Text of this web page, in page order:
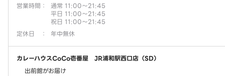
営業時間 ：
通常 11:00～21:45
平日 11:00～21:45
祝日 11:00～21:45
定休日
： 年中無休
カレーハウスCoCo壱番屋 JR浦和駅西口店（SD）
出前館がお届け